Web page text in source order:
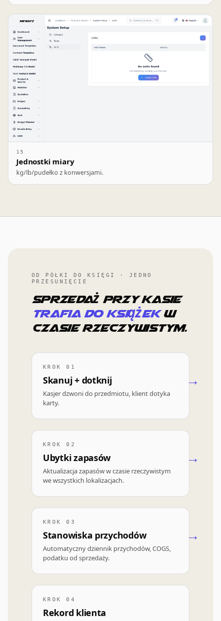
15
Jednostki miary
kg/lb/pudełko z konwersjami.
OD PÓŁKI DO KSIĘGI · JEDNO
PRZESUNIĘCIE
Sprzedaż przy kasie
trafia do książekw
czasie rzeczywistym.
KROK 01
Skanuj + dotknij
Kasjer dzwoni do przedmiotu, klient dotyka
karty.
KROK 02
Ubytki zapasów
Aktualizacja zapasów w czasie rzeczywistym
we wszystkich lokalizacjach.
KROK 03
Stanowiska przychodów
Automatyczny dziennik przychodów, COGS,
podatku od sprzedaży.
KROK 04
Rekord klienta